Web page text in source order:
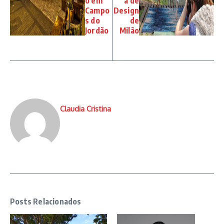
Campo
s do
Jordão
Design
de
Milão
Claudia Cristina
Posts Relacionados